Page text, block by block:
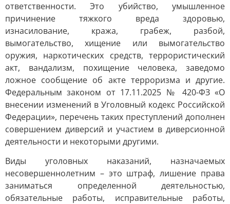
ответственности. Это убийство, умышленное
причинение тяжкого вреда здоровью,
изнасилование, кража, грабеж, разбой,
вымогательство, хищение или вымогательство
оружия, наркотических средств, террористический
акт, вандализм, похищение человека, заведомо
ложное сообщение об акте терроризма и другие.
Федеральным законом от 17.11.2025 № 420-ФЗ «О
внесении изменений в Уголовный кодекс Российской
Федерации», перечень таких преступлений дополнен
совершением диверсий и участием в диверсионной
деятельности и некоторыми другими.
Виды уголовных наказаний, назначаемых
несовершеннолетним – это штраф, лишение права
заниматься определенной деятельностью,
обязательные работы, исправительные работы,